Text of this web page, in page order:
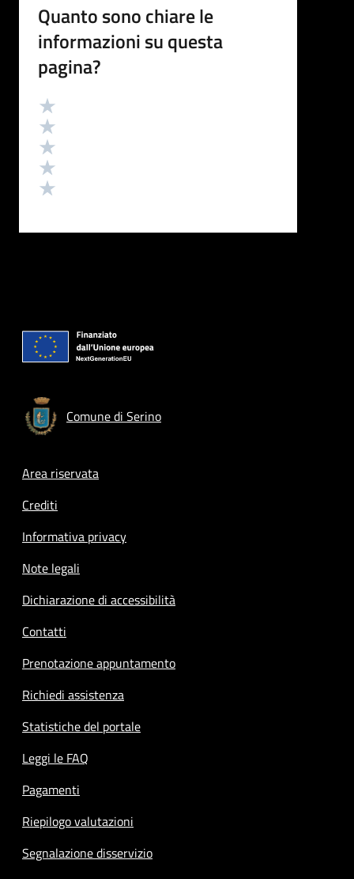
Quanto sono chiare le
informazioni su questa
pagina?
Valutazione
Comune di Serino
Footer menu
Area riservata
Crediti
Informativa privacy
Note legali
Dichiarazione di accessibilità
Contatti
Prenotazione appuntamento
Richiedi assistenza
Statistiche del portale
Leggi le FAQ
Pagamenti
Riepilogo valutazioni
Segnalazione disservizio